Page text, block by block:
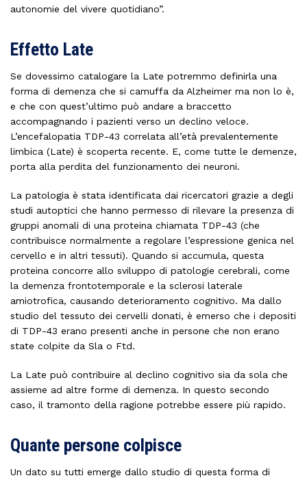
autonomie del vivere quotidiano”.
Effetto Late
Se dovessimo catalogare la Late potremmo definirla una
forma di demenza che si camuffa da Alzheimer ma non lo è,
e che con quest’ultimo può andare a braccetto
accompagnando i pazienti verso un declino veloce.
L’encefalopatia TDP-43 correlata all’età prevalentemente
limbica (Late) è scoperta recente. E, come tutte le demenze,
porta alla perdita del funzionamento dei neuroni.
La patologia è stata identificata dai ricercatori grazie a degli
studi autoptici che hanno permesso di rilevare la presenza di
gruppi anomali di una proteina chiamata TDP-43 (che
contribuisce normalmente a regolare l’espressione genica nel
cervello e in altri tessuti). Quando si accumula, questa
proteina concorre allo sviluppo di patologie cerebrali, come
la demenza frontotemporale e la sclerosi laterale
amiotrofica, causando deterioramento cognitivo. Ma dallo
studio del tessuto dei cervelli donati, è emerso che i depositi
di TDP-43 erano presenti anche in persone che non erano
state colpite da Sla o Ftd.
La Late può contribuire al declino cognitivo sia da sola che
assieme ad altre forme di demenza. In questo secondo
caso, il tramonto della ragione potrebbe essere più rapido.
Quante persone colpisce
Un dato su tutti emerge dallo studio di questa forma di